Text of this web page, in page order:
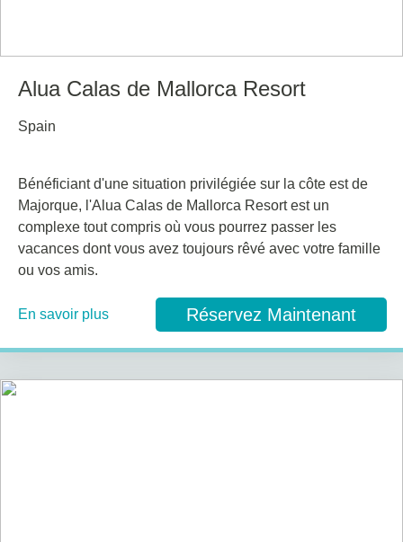
Alua Calas de Mallorca Resort
Spain
Bénéficiant d'une situation privilégiée sur la côte est de
Majorque, l'Alua Calas de Mallorca Resort est un
complexe tout compris où vous pourrez passer les
vacances dont vous avez toujours rêvé avec votre famille
ou vos amis.
En savoir plus Réservez Maintenant